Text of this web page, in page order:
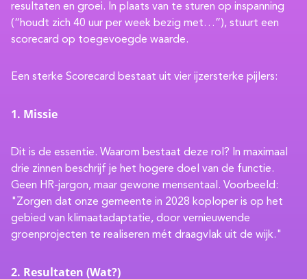
resultaten en groei. In plaats van te sturen op inspanning
(“houdt zich 40 uur per week bezig met…”), stuurt een
scorecard op toegevoegde waarde.
Een sterke Scorecard bestaat uit vier ijzersterke pijlers:
1. Missie
Dit is de essentie. Waarom bestaat deze rol? In maximaal
drie zinnen beschrijf je het hogere doel van de functie.
Geen HR-jargon, maar gewone mensentaal. Voorbeeld:
"Zorgen dat onze gemeente in 2028 koploper is op het
gebied van klimaatadaptatie, door vernieuwende
groenprojecten te realiseren mét draagvlak uit de wijk."
2. Resultaten (Wat?)